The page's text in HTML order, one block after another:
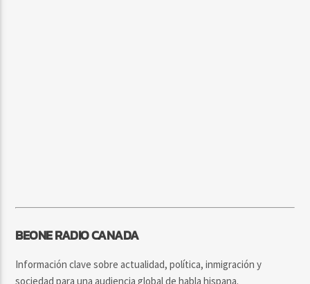
BEONE RADIO CANADA
Información clave sobre actualidad, política, inmigración y
sociedad para una audiencia global de habla hispana.